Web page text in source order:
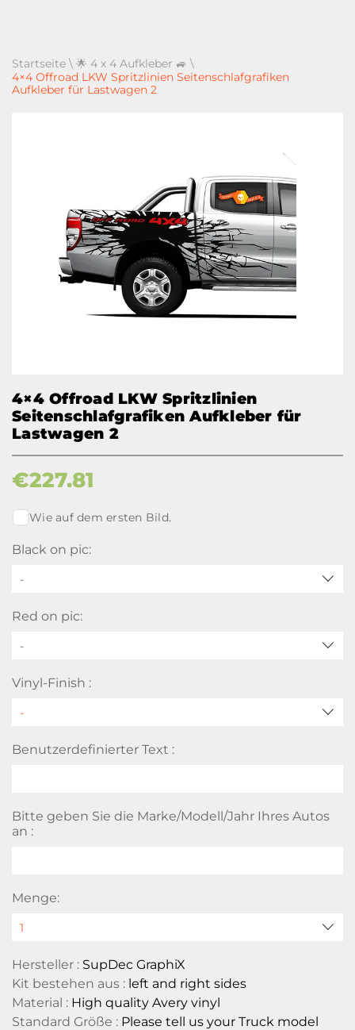
Startseite \ 🌟 4 x 4 Aufkleber 🚙 \
4×4 Offroad LKW Spritzlinien Seitenschlafgrafiken
Aufkleber für Lastwagen 2
4×4 Offroad LKW Spritzlinien
Seitenschlafgrafiken Aufkleber für
Lastwagen 2
€227.81
Wie auf dem ersten Bild.
Black on pic:
-
Red on pic:
-
Vinyl-Finish :
Benutzerdefinierter Text :
Bitte geben Sie die Marke/Modell/Jahr Ihres Autos
an :
Menge:
Hersteller : SupDec GraphiX
Kit bestehen aus : left and right sides
Material : High quality Avery vinyl
Standard Größe : Please tell us your Truck model